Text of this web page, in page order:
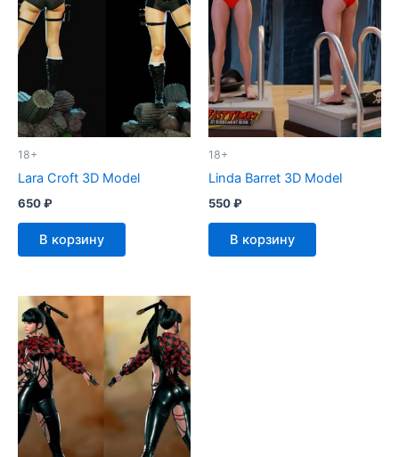
18+
Lara Croft 3D Model
650₽
В корзину
18+
Linda Barret 3D Model
550₽
В корзину